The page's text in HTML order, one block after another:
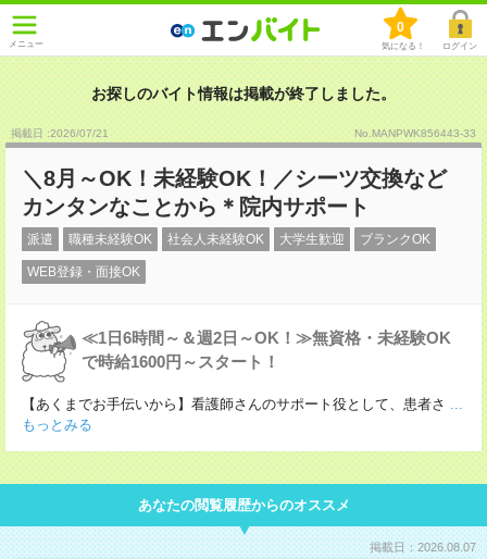
メニュー
0
気になる！ ログイン
お探しのバイト情報は掲載が終了しました。
掲載日 :2026/07/21 No.MANPWK856443-33
＼8月～OK！未経験OK！／シーツ交換など
カンタンなことから＊院内サポート
派遣 職種未経験OK 社会人未経験OK 大学生歓迎 ブランクOK
WEB登録・面接OK
≪1日6時間～＆週2日～OK！≫無資格・未経験OK
で時給1600円～スタート！
【あくまでお手伝いから】看護師さんのサポート役として、患者さ ...
もっとみる
あなたの閲覧履歴からのオススメ
掲載日：2026.08.07